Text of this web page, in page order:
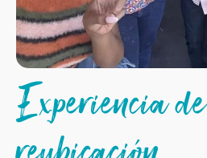
Experiencia de